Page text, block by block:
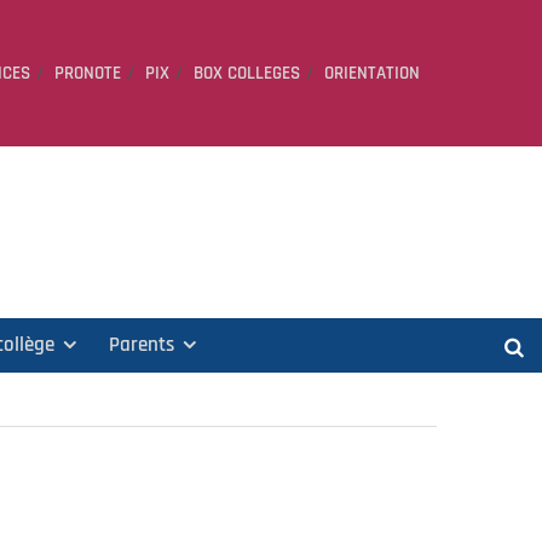
PRONOTE PIX BOX COLLEGES ORIENTATION
Parents